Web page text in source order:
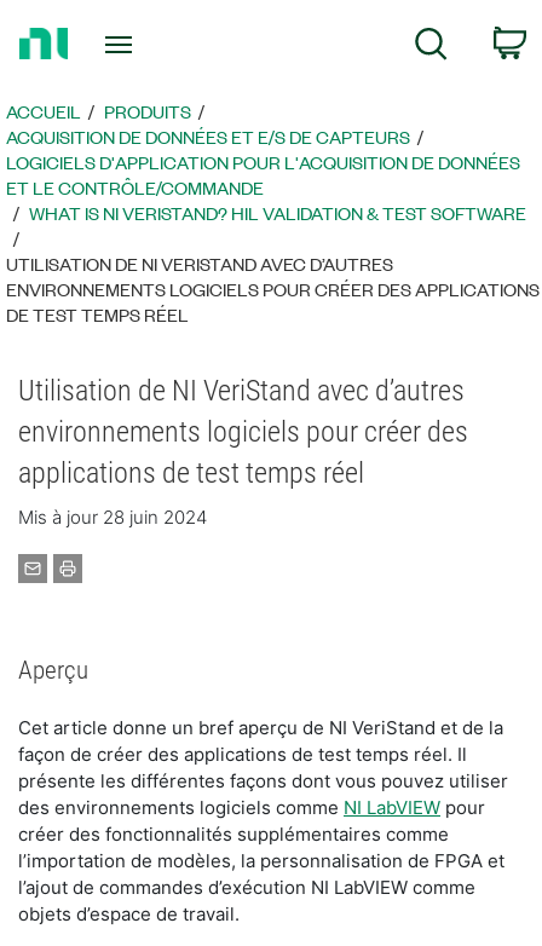
page
d’accueil
ACCUEIL
PRODUITS
ACQUISITION DE DONNÉES ET E/S DE CAPTEURS
LOGICIELS D'APPLICATION POUR L'ACQUISITION DE DONNÉES
ET LE CONTRÔLE/COMMANDE
WHAT IS NI VERISTAND? HIL VALIDATION & TEST SOFTWARE
UTILISATION DE NI VERISTAND AVEC D’AUTRES
ENVIRONNEMENTS LOGICIELS POUR CRÉER DES APPLICATIONS
DE TEST TEMPS RÉEL
Utilisation de NI VeriStand avec d’autres
environnements logiciels pour créer des
applications de test temps réel
Mis à jour 28 juin 2024
Aperçu
Cet article donne un bref aperçu de NI VeriStand et de la
façon de créer des applications de test temps réel. Il
présente les différentes façons dont vous pouvez utiliser
des environnements logiciels comme NI LabVIEW pour
créer des fonctionnalités supplémentaires comme
l’importation de modèles, la personnalisation de FPGA et
l’ajout de commandes d’exécution NI LabVIEW comme
objets d’espace de travail.